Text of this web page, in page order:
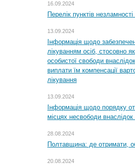
16.09.2024
Перелік пунктів
13.09.2024
Інформація щодо
лікуванням осіб, стосовно
особистої свободи
виплати їм компенсації
лікування
13.09.2024
Інформація щодо порядку
місцях несвободи внаслідок
28.08.2024
Полтавщина: де отримати,
20.08.2024